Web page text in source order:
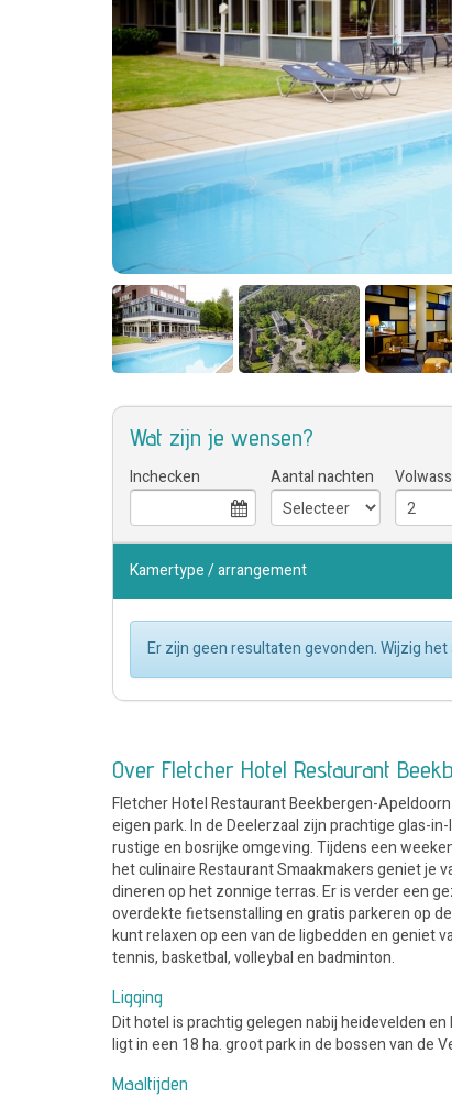
Wat zijn je wensen?
Inchecken Aantal nachten
Kamertype / arrangement
Er zijn geen resultaten gevonden. Wijzig
Over Fletcher Hotel Restaurant
Fletcher Hotel Restaurant Beekbergen-
eigen park. In de Deelerzaal zijn prachtige glas-
rustige en bosrijke omgeving. Tijdens een
het culinaire Restaurant Smaakmakers geniet je
dineren op het zonnige terras. Er is verder een
overdekte fietsenstalling en gratis parkeren op
kunt relaxen op een van de ligbedden en geniet
tennis, basketbal, volleybal en badminton.
Ligging
Dit hotel is prachtig gelegen nabij heidevelden
ligt in een 18 ha. groot park in de bossen van de
Maaltijden